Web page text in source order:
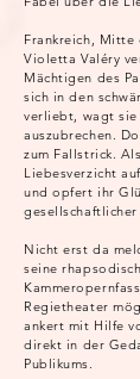
Frankreich, Mitte
Violetta Valéry
Mächtigen des
sich in den
verliebt, wagt sie
auszubrechen.
zum Fallstrick.
Liebesverzicht
und opfert ihr
Nicht erst da
seine
Regietheater
ankert mit Hilfe
direkt in der
Publikums.